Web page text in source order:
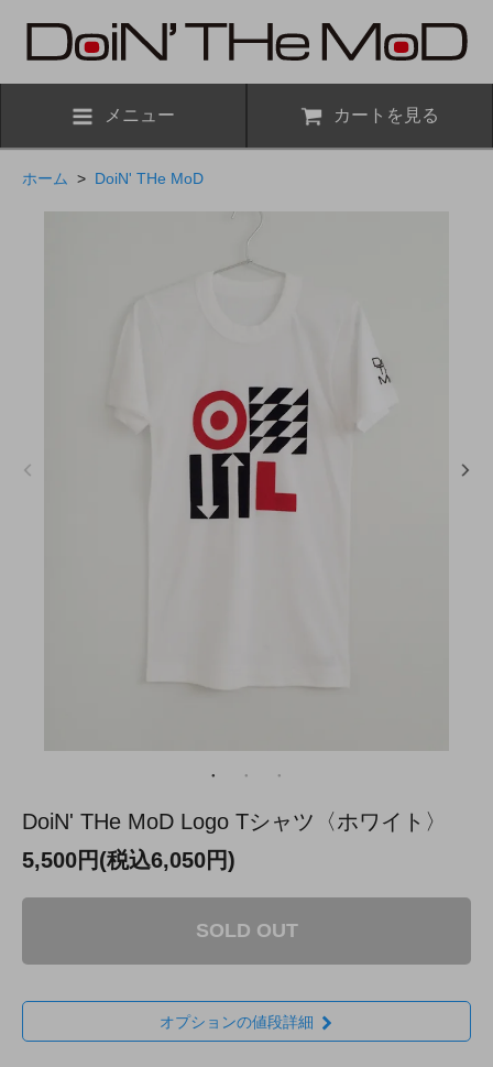
メニュー カートを見る
ホーム > DoiN' THe MoD
DoiN' THe MoD Logo Tシャツ〈ホワイト〉
5,500円(税込6,050円)
SOLD OUT
オプションの値段詳細